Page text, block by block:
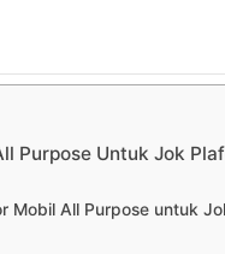
Purpose Untuk Jok
Mobil All Purpose untuk